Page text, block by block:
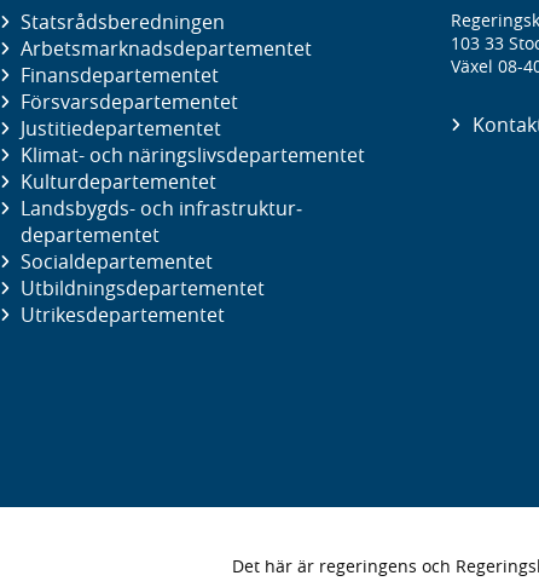
Statsrådsberedningen
Arbetsmarknads­departementet
Finans­departementet
Försvars­departementet
Justitie­departementet
Klimat- och näringslivs­departementet
Kultur­departementet
Landsbygds- och infrastruktur­
departementet
Social­departementet
Utbildnings­departementet
Utrikes­departementet
103 33
Växel 08-
Det här är regeringens och